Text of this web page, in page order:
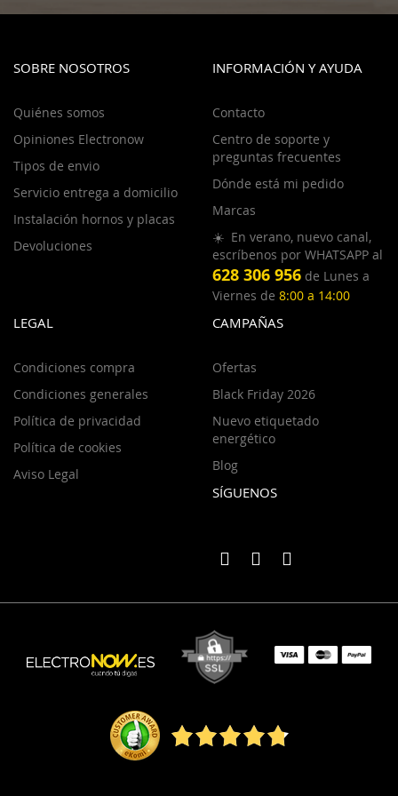
SOBRE NOSOTROS
Quiénes somos
Opiniones Electronow
Tipos de envio
Servicio entrega a domicilio
Instalación hornos y placas
Devoluciones
INFORMACIÓN Y AYUDA
Contacto
Centro de soporte y
preguntas frecuentes
Dónde está mi pedido
Marcas
☀️ En verano, nuevo canal,
escríbenos por WHATSAPP al
628 306 956 de Lunes a
Viernes de 8:00 a 14:00
LEGAL
Condiciones compra
Condiciones generales
Política de privacidad
Política de cookies
Aviso Legal
CAMPAÑAS
Ofertas
Black Friday 2026
Nuevo etiquetado
energético
Blog
SÍGUENOS